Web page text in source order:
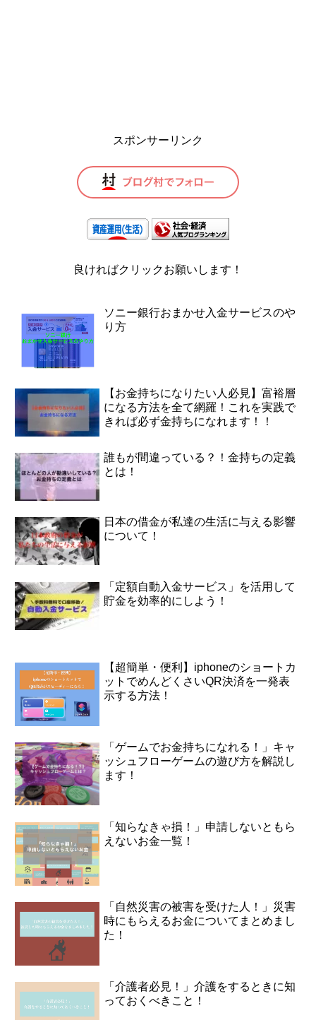
スポンサーリンク
良ければクリックお願いします！
ソニー銀行おまかせ入金サービスのや
り方
【お金持ちになりたい人必見】富裕層
になる方法を全て網羅！これを実践で
きれば必ず金持ちになれます！！
誰もが間違っている？！金持ちの定義
とは！
日本の借金が私達の生活に与える影響
について！
「定額自動入金サービス」を活用して
貯金を効率的にしよう！
【超簡単・便利】iphoneのショートカ
ットでめんどくさいQR決済を一発表
示する方法！
「ゲームでお金持ちになれる！」キャ
ッシュフローゲームの遊び方を解説し
ます！
「知らなきゃ損！」申請しないともら
えないお金一覧！
「自然災害の被害を受けた人！」災害
時にもらえるお金についてまとめまし
た！
「介護者必見！」介護をするときに知
っておくべきこと！